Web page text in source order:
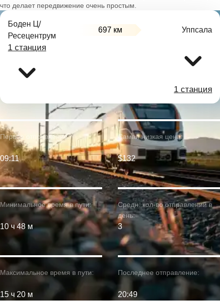
что делает передвижение очень простым.
Боден Ц/
Ресецентрум
697 км Уппсала
1 станция
1 станция
Минимальное время в пути:
10 ч 48 м
Первое отправление:
09:11
Максимальное время в пути:
15 ч 20 м
Самая низкая цена:
$132
Средн. кол-во отправлений в
день:
3
Последнее отправление:
20:49